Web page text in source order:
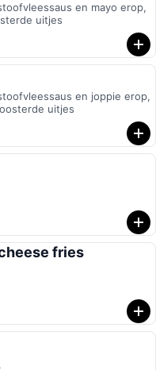
en mayo erop,
uitjes
en joppie erop,
uitjes
fries